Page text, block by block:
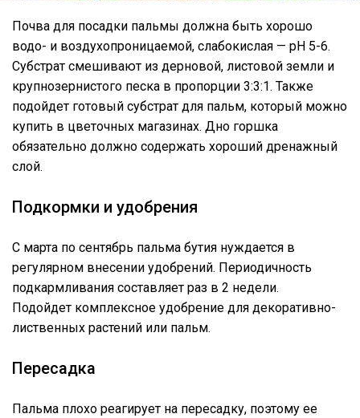
Почва для посадки пальмы должна быть хорошо
водо- и воздухопроницаемой, слабокислая — рН 5-6.
Субстрат смешивают из дерновой, листовой земли и
крупнозернистого песка в пропорции 3:3:1. Также
подойдет готовый субстрат для пальм, который можно
купить в цветочных магазинах. Дно горшка
обязательно должно содержать хороший дренажный
слой.
Подкормки и удобрения
С марта по сентябрь пальма бутия нуждается в
регулярном внесении удобрений. Периодичность
подкармливания составляет раз в 2 недели.
Подойдет комплексное удобрение для декоративно-
лиственных растений или пальм.
Пересадка
Пальма плохо реагирует на пересадку, поэтому ее